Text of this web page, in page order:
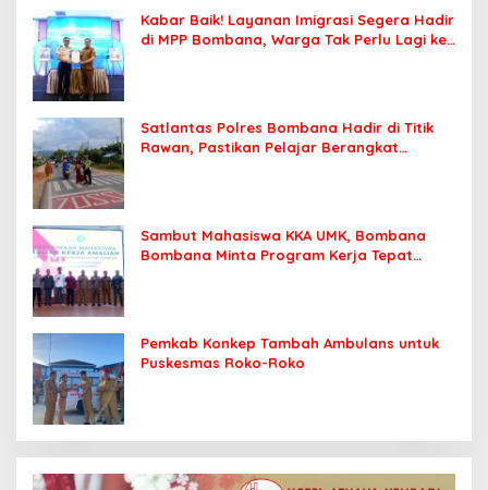
Kabar Baik! Layanan Imigrasi Segera Hadir
di MPP Bombana, Warga Tak Perlu Lagi ke
Satlantas Polres Bombana Hadir di Titik
Rawan, Pastikan Pelajar Berangkat
Sambut Mahasiswa KKA UMK, Bombana
Bombana Minta Program Kerja Tepat
Pemkab Konkep Tambah Ambulans untuk
Puskesmas Roko-Roko